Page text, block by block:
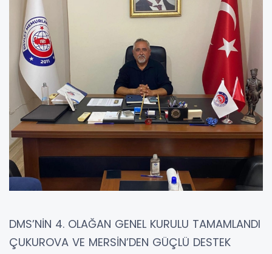
DMS’NİN 4. OLAĞAN GENEL KURULU TAMAMLANDI
ÇUKUROVA VE MERSİN’DEN GÜÇLÜ DESTEK